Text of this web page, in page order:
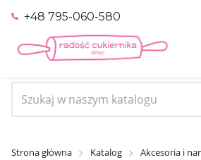
+48 795-060-580
Strona główna Katalog
Akcesoria i